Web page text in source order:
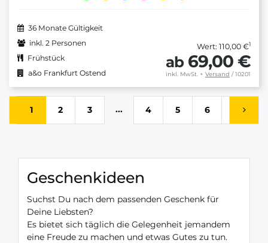
36 Monate Gültigkeit
inkl. 2 Personen
Frühstück
a&o Frankfurt Ostend
Wert: 110,00 €1
ab 69,00 €
inkl. MwSt. + Versand / 10201
1 2 3 ... 4 5 6
Geschenkideen
Suchst Du nach dem passenden Geschenk für
Deine Liebsten?
Es bietet sich täglich die Gelegenheit jemandem
eine Freude zu machen und etwas Gutes zu tun.